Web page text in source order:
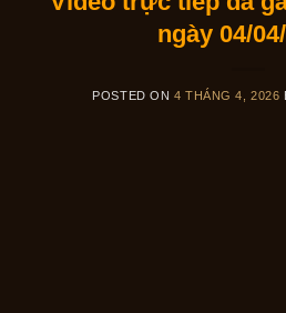
ngày 04/
POSTED ON 4 THÁNG 4, 2026